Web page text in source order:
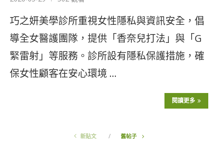
巧之妍美學診所重視女性隱私與資訊安全，倡
導全女醫護團隊，提供「香奈兒打法」與「G
緊雷射」等服務。診所設有隱私保護措施，確
保女性顧客在安心環境 …
閱讀更多
新貼文 舊帖子